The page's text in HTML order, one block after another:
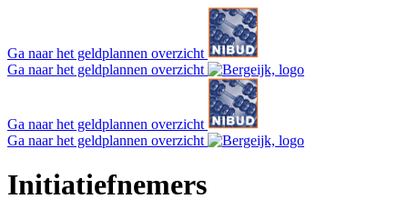
Ga naar het geldplannen overzicht
Ga naar het geldplannen overzicht
Ga naar het geldplannen overzicht
Ga naar het geldplannen overzicht
Initiatiefnemers